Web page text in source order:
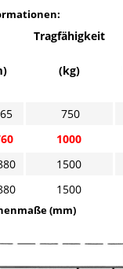
Tragfähigkeit
(kg)
750
1000
1500
1500
(mm)